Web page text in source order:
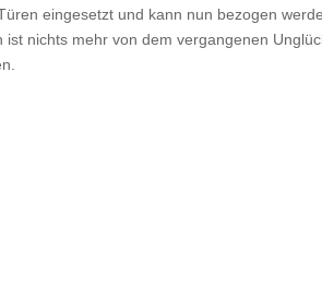
eingesetzt und kann nun bezogen
ist nichts mehr von dem vergangenen